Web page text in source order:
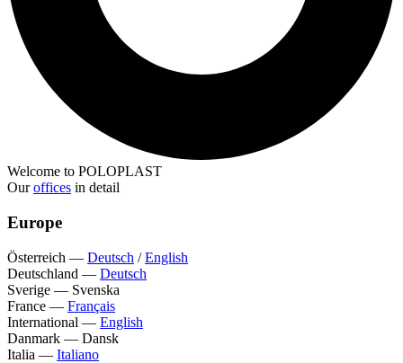
Welcome to POLOPLAST
Ouroffices in detail
Europe
Österreich — Deutsch /English
Deutschland — Deutsch
Sverige — Svenska
France — Français
International — English
Danmark — Dansk
Italia — Italiano